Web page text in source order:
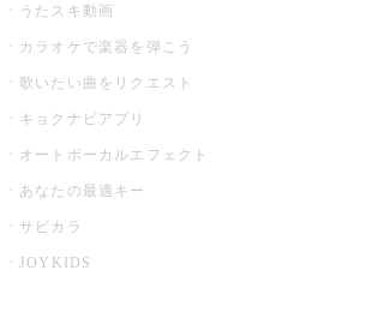
うたスキ動画
カラオケで楽器を弾こう
歌いたい曲をリクエスト
キョクナビアプリ
オートボーカルエフェクト
あなたの最適キー
サビカラ
JOYKIDS